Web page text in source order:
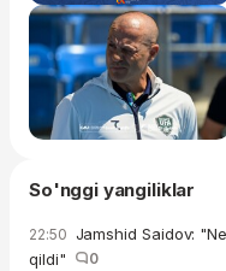
So'nggi yangiliklar
22:50 Jamshid Saidov:
qildi"
0